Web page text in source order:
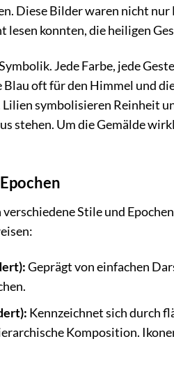
Diese Bilder waren nicht
lesen konnten, die heiligen
Jede Farbe, jede
oft für den Himmel und
symbolisieren Reinheit
stehen. Um die Gemälde
Stile und
Geprägt von einfachen
Kennzeichnet sich durch
Komposition.